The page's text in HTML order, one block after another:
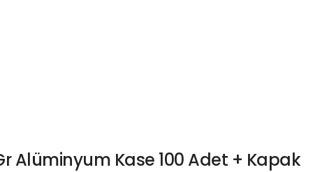
Alüminyum Kase 100 Adet + Kapak